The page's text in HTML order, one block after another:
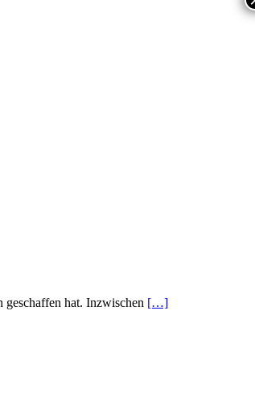
hat. Inzwischen […]